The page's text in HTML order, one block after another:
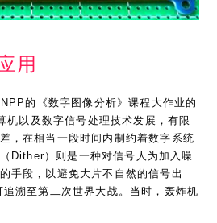
用
的《数字图像分析》课程大作业的
以及数字信号处理技术发展，有限
，在相当一段时间内制约着数字系统
Dither）则是一种对信号人为加入噪
手段，以避免大片不自然的信号出
溯至第二次世界大战。当时，轰炸机